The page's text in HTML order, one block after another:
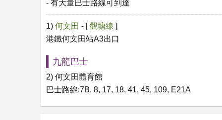
- 有大量巴士路線可到達
1) 何文田 - [觀塘線 ]
港鐵何文田站A3出口
九龍巴士
2) 何文田體育館
巴士路線:7B, 8, 17, 18, 41, 45, 109, E21A